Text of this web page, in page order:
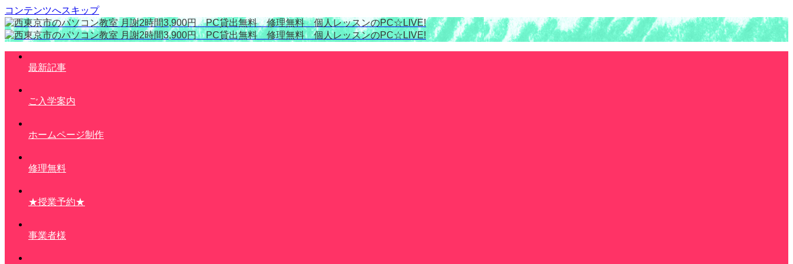
コンテンツへスキップ
最新記事
ご入学案内
ホームページ制作
修理無料
★授業予約★
事業者様